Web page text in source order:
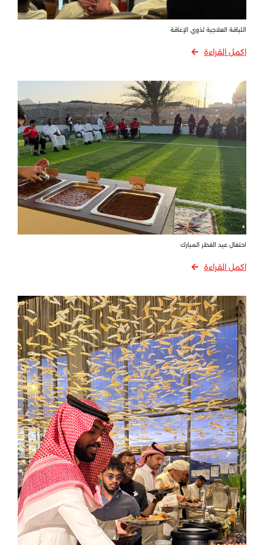
اللياقة العلاجية لذوي الإعاقة
اكمل القراءة
احتفال عيد الفطر المبارك
اكمل القراءة